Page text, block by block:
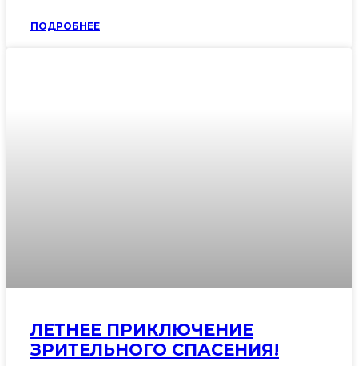
ПОДРОБНЕЕ
ЛЕТНЕЕ ПРИКЛЮЧЕНИЕ
ЗРИТЕЛЬНОГО СПАСЕНИЯ!